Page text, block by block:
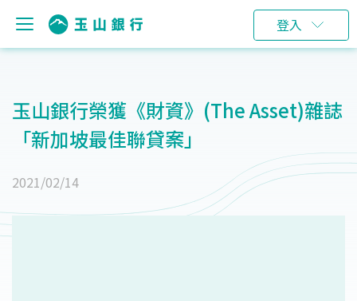
登入
玉山銀行榮獲《財資》(The Asset)雜誌
「新加坡最佳聯貸案」
2021/02/14